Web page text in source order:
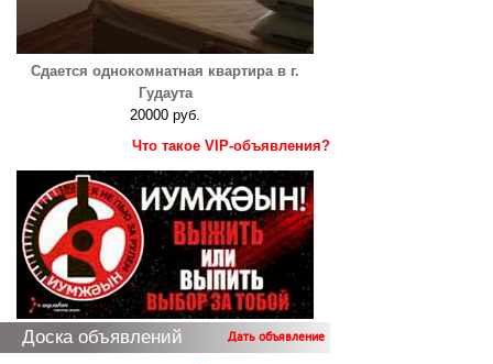
Сдается однокомнатная квартира в г.
Гудаута
20000 руб.
Что такое VIP-объявления?
Доска объявлений Дать объявление